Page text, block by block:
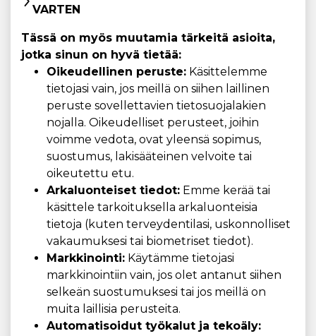
VARTEN
Tässä on myös muutamia tärkeitä asioita,
jotka sinun on hyvä tietää:
Oikeudellinen peruste: Käsittelemme
tietojasi vain, jos meillä on siihen laillinen
peruste sovellettavien tietosuojalakien
nojalla. Oikeudelliset perusteet, joihin
voimme vedota, ovat yleensä sopimus,
suostumus, lakisääteinen velvoite tai
oikeutettu etu.
Arkaluonteiset tiedot: Emme kerää tai
käsittele tarkoituksella arkaluonteisia
tietoja (kuten terveydentilasi, uskonnolliset
vakaumuksesi tai biometriset tiedot).
Markkinointi: Käytämme tietojasi
markkinointiin vain, jos olet antanut siihen
selkeän suostumuksesi tai jos meillä on
muita laillisia perusteita.
Automatisoidut työkalut ja tekoäly: